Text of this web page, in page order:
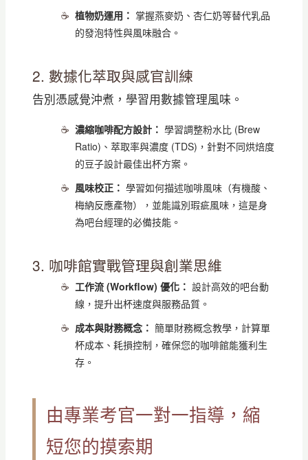
植物奶運用： 掌握燕麥奶、杏仁奶等替代乳品
的發泡特性與風味融合。
2. 數據化萃取與感官訓練
告別憑感覺沖煮，學習用數據管理風味。
濃縮咖啡配方設計： 學習調整粉水比 (Brew
Ratio)、萃取率與濃度 (TDS)，針對不同烘焙度
的豆子設計最佳出杯方案。
風味校正： 學習如何描述咖啡風味（有機酸、
梅納反應產物），並能識別瑕疵風味，這是身
為吧台經理的必備技能。
3. 咖啡館實戰管理與創業思維
工作流 (Workflow) 優化： 設計高效的吧台動
線，提升出杯速度與服務品質。
成本與財務概念： 簡單財務概念教學，計算單
杯成本、耗損控制，確保您的咖啡館能獲利生
存。
由專業考官一對一指導，縮
短您的摸索期